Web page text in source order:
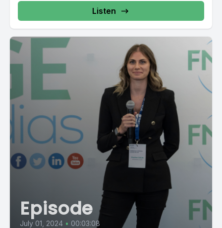
Listen
Episode
July 01, 2024 • 00:03:08